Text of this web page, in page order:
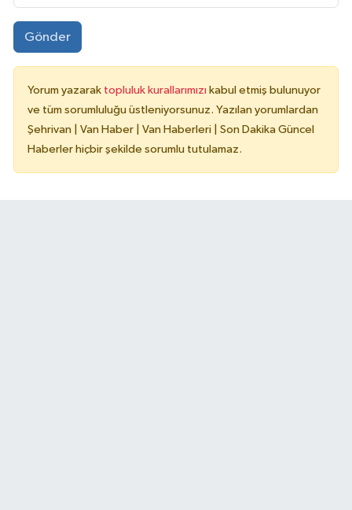
Gönder
Yorum yazarak topluluk kurallarımızı kabul etmiş bulunuyor
ve tüm sorumluluğu üstleniyorsunuz. Yazılan yorumlardan
Şehrivan | Van Haber | Van Haberleri | Son Dakika Güncel
Haberler hiçbir şekilde sorumlu tutulamaz.